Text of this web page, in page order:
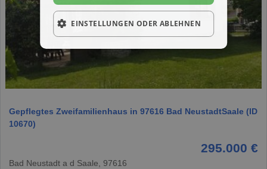
Gepflegtes Zweifamilienhaus in 97616 Bad NeustadtSaale (ID
10670)
295.000 €
Bad Neustadt a d Saale, 97616
EINSTELLUNGEN ODER ABLEHNEN